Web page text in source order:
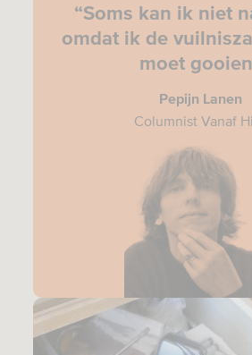
“Soms kan ik niet
omdat ik de
moet
Pepijn Lanen
Columnist Vanaf